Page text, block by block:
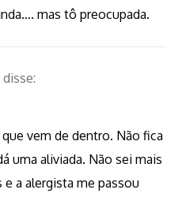
mas tô preocupada.
disse:
vem de dentro. Não fica
uma aliviada. Não sei mais
a alergista me passou